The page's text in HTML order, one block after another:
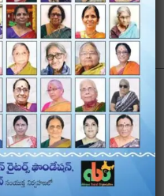
ఫౌండేషన్ అక్షరయాన్ –